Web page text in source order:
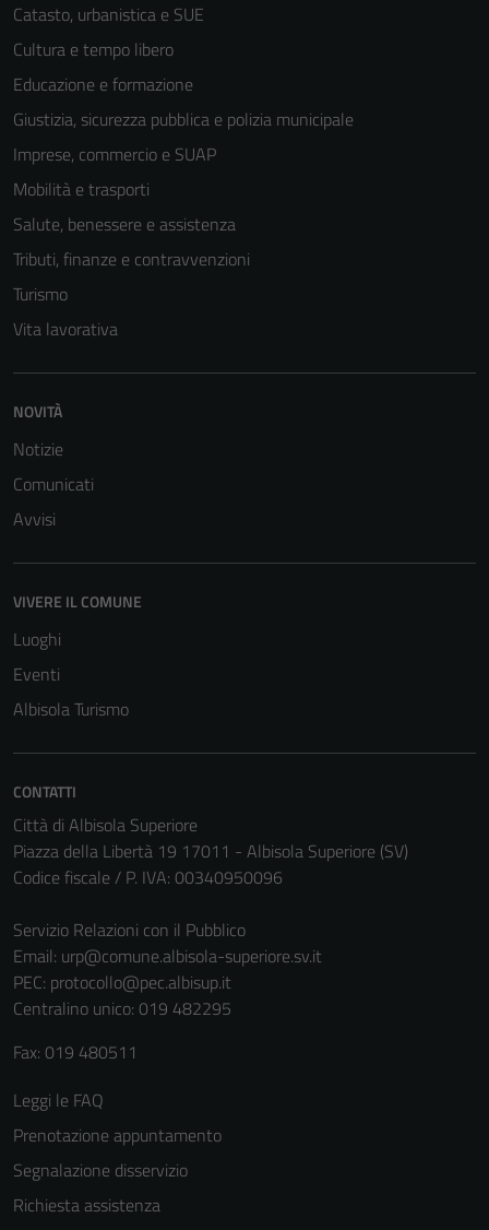
Catasto, urbanistica e SUE
Cultura e tempo libero
Educazione e formazione
Giustizia, sicurezza pubblica e polizia municipale
Imprese, commercio e SUAP
Mobilità e trasporti
Salute, benessere e assistenza
Tributi, finanze e contravvenzioni
Turismo
Vita lavorativa
NOVITÀ
Notizie
Comunicati
Avvisi
VIVERE IL COMUNE
Luoghi
Eventi
Albisola Turismo
CONTATTI
Città di Albisola Superiore
Piazza della Libertà 19 17011 - Albisola Superiore (SV)
Codice fiscale / P. IVA: 00340950096
Servizio Relazioni con il Pubblico
Email: urp@comune.albisola-superiore.sv.it
PEC: protocollo@pec.albisup.it
Centralino unico: 019 482295
Fax: 019 480511
Leggi le FAQ
Prenotazione appuntamento
Segnalazione disservizio
Richiesta assistenza
funzionamento
informazioni